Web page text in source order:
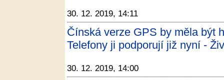
30. 12. 2019, 14:11
Čínská verze GPS by měla být
Telefony ji podporují již nyní -
30. 12. 2019, 14:00